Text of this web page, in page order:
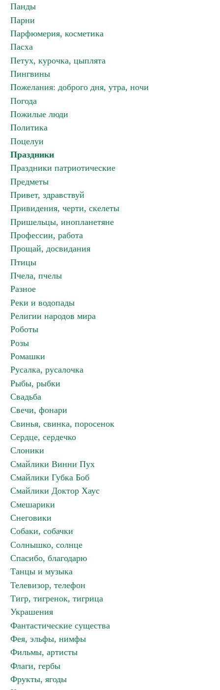
Панды
Парни
Парфюмерия, косметика
Пасха
Петух, курочка, цыплята
Пингвины
Пожелания: доброго дня, утра, ночи
Погода
Пожилые люди
Политика
Поцелуи
Праздники
Праздники патриотические
Предметы
Привет, здравствуй
Привидения, черти, скелеты
Пришельцы, инопланетяне
Профессии, работа
Прощай, досвидания
Птицы
Пчела, пчелы
Разное
Реки и водопады
Религии народов мира
Роботы
Розы
Ромашки
Русалка, русалочка
Рыбы, рыбки
Свадьба
Свечи, фонари
Свинья, свинка, поросенок
Сердце, сердечко
Слоники
Смайлики Винни Пух
Смайлики Губка Боб
Смайлики Доктор Хаус
Смешарики
Снеговики
Собаки, собачки
Солнышко, солнце
Спасибо, благодарю
Танцы и музыка
Телевизор, телефон
Тигр, тигренок, тигрица
Украшения
Фантастические существа
Фея, эльфы, нимфы
Фильмы, артисты
Флаги, гербы
Фрукты, ягоды